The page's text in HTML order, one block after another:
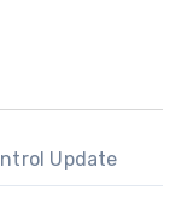
Update